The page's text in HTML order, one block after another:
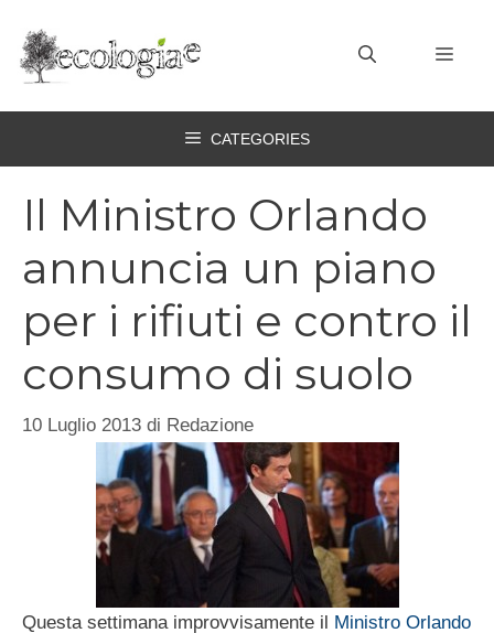
contenuto
CATEGORIES
Il Ministro Orlando
annuncia un piano
per i rifiuti e contro il
consumo di suolo
10 Luglio 2013 di Redazione
Questa settimana improvvisamente il Ministro Orlando